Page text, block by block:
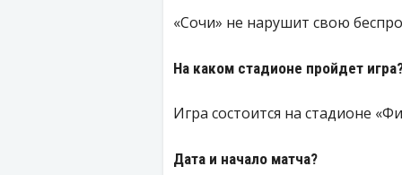
«Сочи» не нарушит свою
На каком стадионе пройдет
Игра состоится на стадионе
Дата и начало матча?